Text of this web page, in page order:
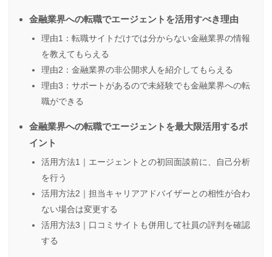
金融業界への転職でエージェントを活用すべき理由
理由1：転職サイトだけでは分からない金融業界の情報
を教えてもらえる
理由2：金融業界の非公開求人を紹介してもらえる
理由3：サポートがあるので未経験でも金融業界への転
職ができる
金融業界への転職でエージェントを最大限活用するポ
イント
活用方法1｜エージェントとの初回面談前に、自己分析
を行う
活用方法2｜担当キャリアアドバイザーとの相性が合わ
ない場合は変更する
活用方法3｜口コミサイトも併用して社員の評判を確認
する